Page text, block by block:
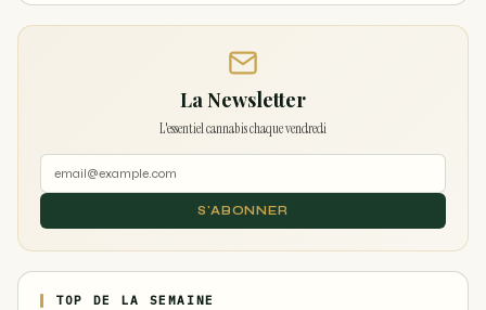
La Newsletter
L'essentiel cannabis chaque vendredi
S'ABONNER
TOP DE LA SEMAINE